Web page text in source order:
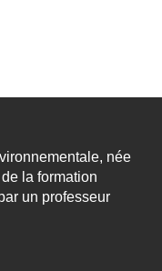
née
la formation
un professeur